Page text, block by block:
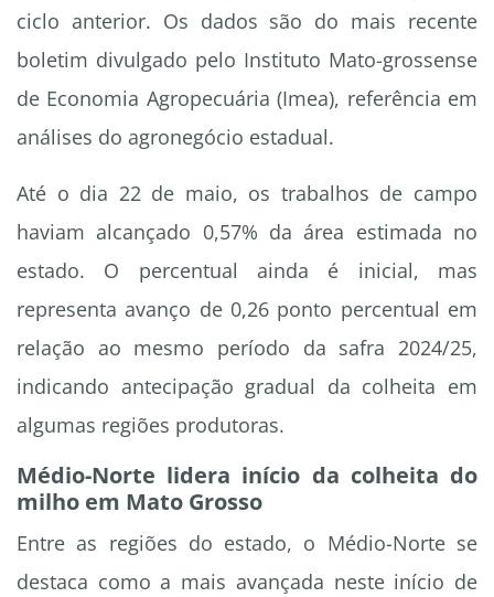
ciclo anterior. Os dados são do mais recente
boletim divulgado pelo Instituto Mato-grossense
de Economia Agropecuária (Imea), referência em
análises do agronegócio estadual.
Até o dia 22 de maio, os trabalhos de campo
haviam alcançado 0,57% da área estimada no
estado. O percentual ainda é inicial, mas
representa avanço de 0,26 ponto percentual em
relação ao mesmo período da safra 2024/25,
indicando antecipação gradual da colheita em
algumas regiões produtoras.
Médio-Norte lidera início da colheita do
milho em Mato Grosso
Entre as regiões do estado, o Médio-Norte se
destaca como a mais avançada neste início de